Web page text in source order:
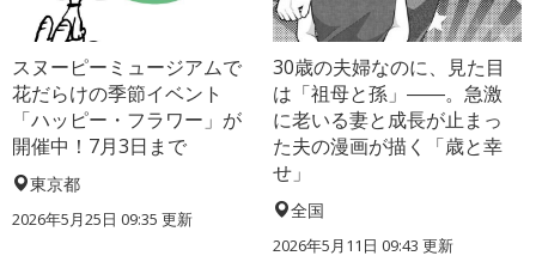
スヌーピーミュージアムで
花だらけの季節イベント
「ハッピー・フラワー」が
開催中！7月3日まで
東京都
2026年5月25日 09:35 更新
30歳の夫婦なのに、見た目
は「祖母と孫」――。急激
に老いる妻と成長が止まっ
た夫の漫画が描く「歳と幸
せ」
全国
2026年5月11日 09:43 更新